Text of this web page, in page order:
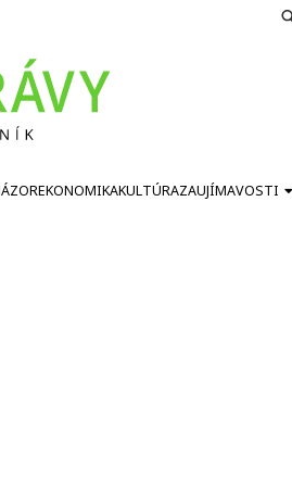
EKONOMIKAKULTÚRAZAUJÍMAVOSTI